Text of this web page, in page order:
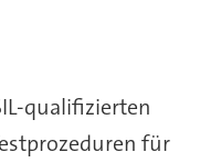
qualifizierten
für